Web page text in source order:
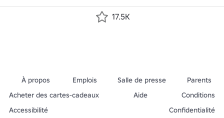
17.5K
À propos Emplois Salle de presse
Parents
Acheter des cartes-cadeaux
Aide
Conditions
Accessibilité
Confidentialité